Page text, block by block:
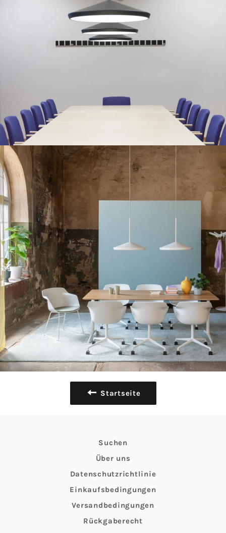
Startseite
Suchen
Über uns
Datenschutzrichtlinie
Einkaufsbedingungen
Versandbedingungen
Rückgaberecht